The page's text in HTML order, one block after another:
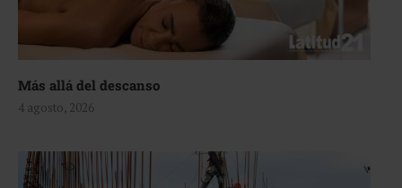
Más allá del descanso
4 agosto, 2026